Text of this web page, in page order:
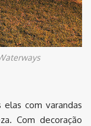
elas com varandas
Com decoração